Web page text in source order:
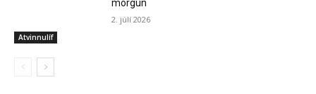
Atvinnulíf
morgun
2. júlí 2026